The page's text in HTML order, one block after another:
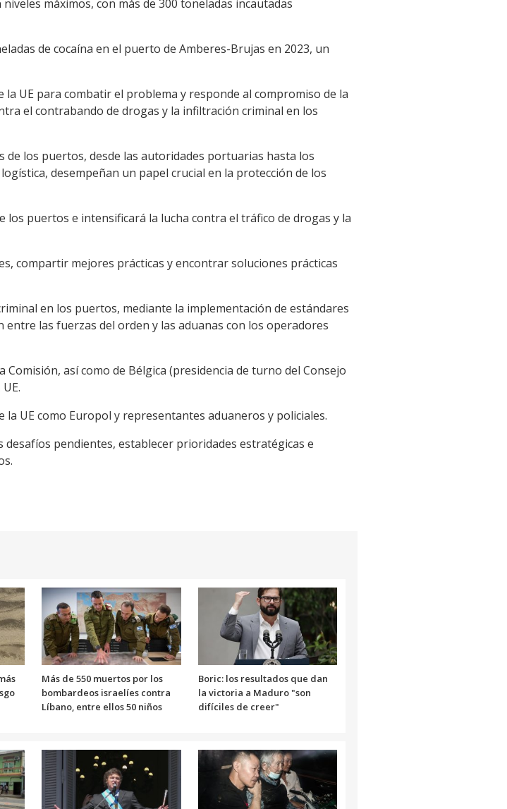
máximos, con más de 300 toneladas incautadas
de cocaína en el puerto de Amberes-Brujas en 2023, un
UE para combatir el problema y responde al compromiso de la
el contrabando de drogas y la infiltración criminal en los
los puertos, desde las autoridades portuarias hasta los
desempeñan un papel crucial en la protección de los
los puertos e intensificará la lucha contra el tráfico de drogas y la
compartir mejores prácticas y encontrar soluciones prácticas
en los puertos, mediante la implementación de estándares
las fuerzas del orden y las aduanas con los operadores
así como de Bélgica (presidencia de turno del Consejo
UE como Europol y representantes aduaneros y policiales.
pendientes, establecer prioridades estratégicas e
Más de 550 muertos por los
bombardeos israelíes contra
Líbano, entre ellos 50 niños
Boric: los resultados que dan
la victoria a Maduro "son
difíciles de creer"